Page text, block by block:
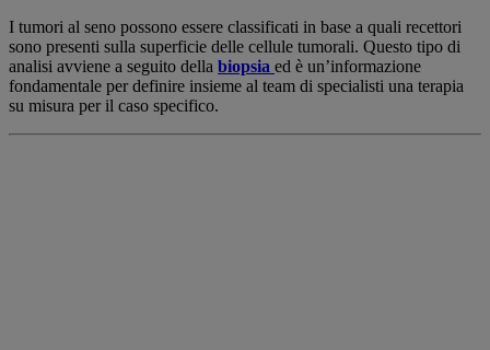
I tumori al seno possono essere classificati in base a quali recettori
sono presenti sulla superficie delle cellule tumorali. Questo tipo di
analisi avviene a seguito della biopsia ed è un’informazione
fondamentale per definire insieme al team di specialisti una terapia
su misura per il caso specifico.